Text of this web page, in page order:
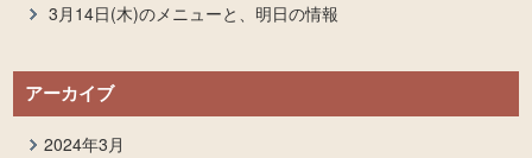
3月14日(木)のメニューと、明日の情報
アーカイブ
2024年3月